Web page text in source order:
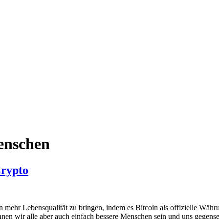
Lebensqualität zu bringen, indem es Bitcoin als offizielle
wir alle aber auch einfach bessere Menschen sein und uns